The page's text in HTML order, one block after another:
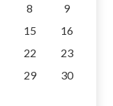
8
9
15
16
22
23
29
30